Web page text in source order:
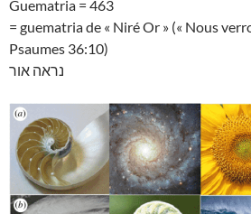
Guematria = 463
= guematria de « Niré Or » (« Nous
Psaumes 36:10)
נראה אור